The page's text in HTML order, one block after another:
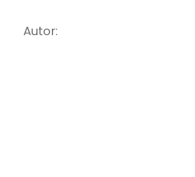
Autor: